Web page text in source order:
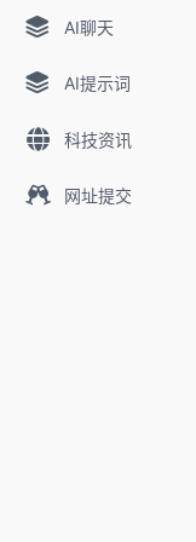
AI聊天
AI提示词
科技资讯
网址提交